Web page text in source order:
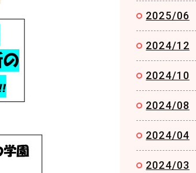
2025/06
2024/12
2024/10
2024/08
2024/04
2024/03